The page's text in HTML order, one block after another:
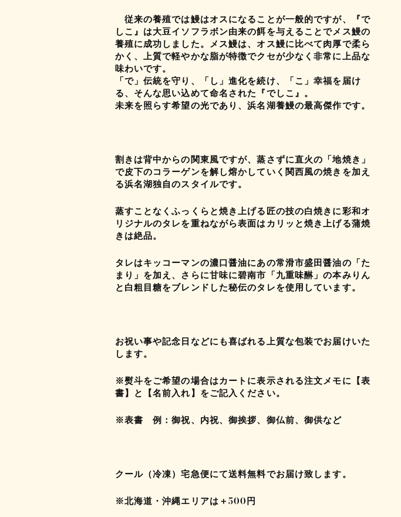
従来の養殖では鰻はオスになることが一般的ですが、『で
しこ』は大豆イソフラボン由来の餌を与えることでメス鰻の
養殖に成功しました。メス鰻は、オス鰻に比べて肉厚で柔ら
かく、上質で軽やかな脂が特徴でクセが少なく非常に上品な
味わいです。
「で」伝統を守り、「し」進化を続け、「こ」幸福を届け
る、そんな思い込めて命名された『でしこ』。
未来を照らす希望の光であり、浜名湖養鰻の最高傑作です。
割きは背中からの関東風ですが、蒸さずに直火の「地焼き」
で皮下のコラーゲンを解し熔かしていく関西風の焼きを加え
る浜名湖独自のスタイルです。
蒸すことなくふっくらと焼き上げる匠の技の白焼きに彩和オ
リジナルのタレを重ねながら表面はカリッと焼き上げる蒲焼
きは絶品。
タレはキッコーマンの濃口醤油にあの常滑市盛田醤油の「た
まり」を加え、さらに甘味に碧南市「九重味醂」の本みりん
と白粗目糖をブレンドした秘伝のタレを使用しています。
お祝い事や記念日などにも喜ばれる上質な包装でお届けいた
します。
※熨斗をご希望の場合はカートに表示される注文メモに【表
書】と【名前入れ】をご記入ください。
※表書 例：御祝、内祝、御挨拶、御仏前、御供など
クール（冷凍）宅急便にて送料無料でお届け致します。
※北海道・沖縄エリアは＋500円